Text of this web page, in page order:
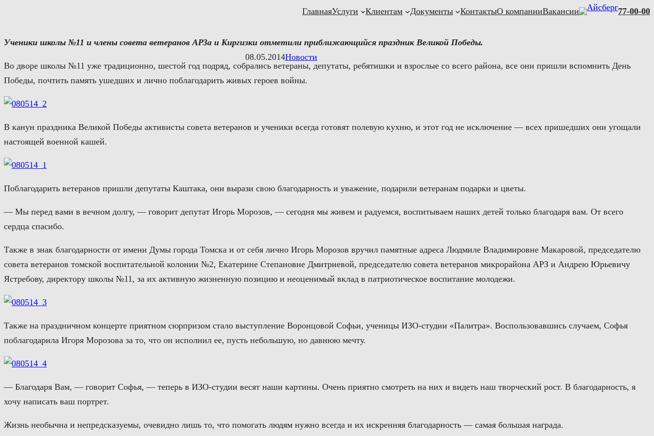
содержимому
ГлавнаяУслуги Клиентам Документы КонтактыО компанииВакансии 77-00-00
08.05.2014Новости
Ученики школы №11 и члены совета ветеранов АРЗа и Киргизки отметили приближающийся праздник Великой Победы.
Во дворе школы №11 уже традиционно, шестой год подряд, собрались ветераны, депутаты, ребятишки и взрослые со всего района, все они пришли вспомнить День
Победы, почтить память ушедших и лично поблагодарить живых героев войны.
В канун праздника Великой Победы активисты совета ветеранов и ученики всегда готовят полевую кухню, и этот год не исключение — всех пришедших они угощали
настоящей военной кашей.
Поблагодарить ветеранов пришли депутаты Каштака, они вырази свою благодарность и уважение, подарили ветеранам подарки и цветы.
— Мы перед вами в вечном долгу, — говорит депутат Игорь Морозов, — сегодня мы живем и радуемся, воспитываем наших детей только благодаря вам. От всего
сердца спасибо.
Также в знак благодарности от имени Думы города Томска и от себя лично Игорь Морозов вручил памятные адреса Людмиле Владимировне Макаровой, председателю
совета ветеранов томской воспитательной колонии №2, Екатерине Степановне Дмитриевой, председателю совета ветеранов микрорайона АРЗ и Андрею Юрьевичу
Ястребову, директору школы №11, за их активную жизненную позицию и неоценимый вклад в патриотическое воспитание молодежи.
Также на праздничном концерте приятном сюрпризом стало выступление Воронцовой Софьи, ученицы ИЗО-студии «Палитра». Воспользовавшись случаем, Софья
поблагодарила Игоря Морозова за то, что он исполнил ее, пусть небольшую, но давнюю мечту.
— Благодаря Вам, — говорит Софья, — теперь в ИЗО-студии весят наши картины. Очень приятно смотреть на них и видеть наш творческий рост. В благодарность, я
хочу написать ваш портрет.
Жизнь необычна и непредсказуемы, очевидно лишь то, что помогать людям нужно всегда и их искренняя благодарность — самая большая награда.